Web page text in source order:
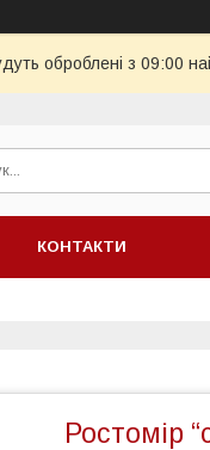
оброблені з 09:00
КОНТАКТИ
Ростомір